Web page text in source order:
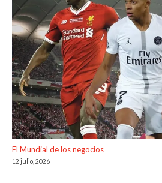
El Mundial de los negocios
12 julio, 2026